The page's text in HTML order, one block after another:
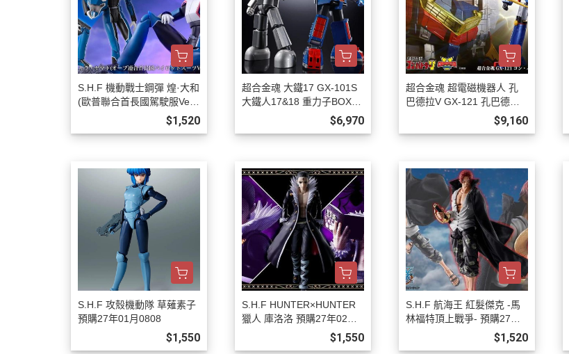
S.H.F 機動戰士鋼彈 煌·大和
(歐普聯合首長國駕駛服Ver.)
$1,520
超合金魂 大鐵17 GX-101S
大鐵人17&18 重力子BOX
$6,970
超合金魂 超電磁機器人 孔
巴德拉V GX-121 孔巴德拉V
6 預購27年02月0808$9,160
S.H.F 攻殼機動隊 草薙素子
預購27年01月0808
$1,550
S.H.F HUNTER×HUNTER
獵人 庫洛洛 預購27年02月0
$1,550
S.H.F 航海王 紅髮傑克 -馬
林福特頂上戰爭- 預購27年0
$1,520